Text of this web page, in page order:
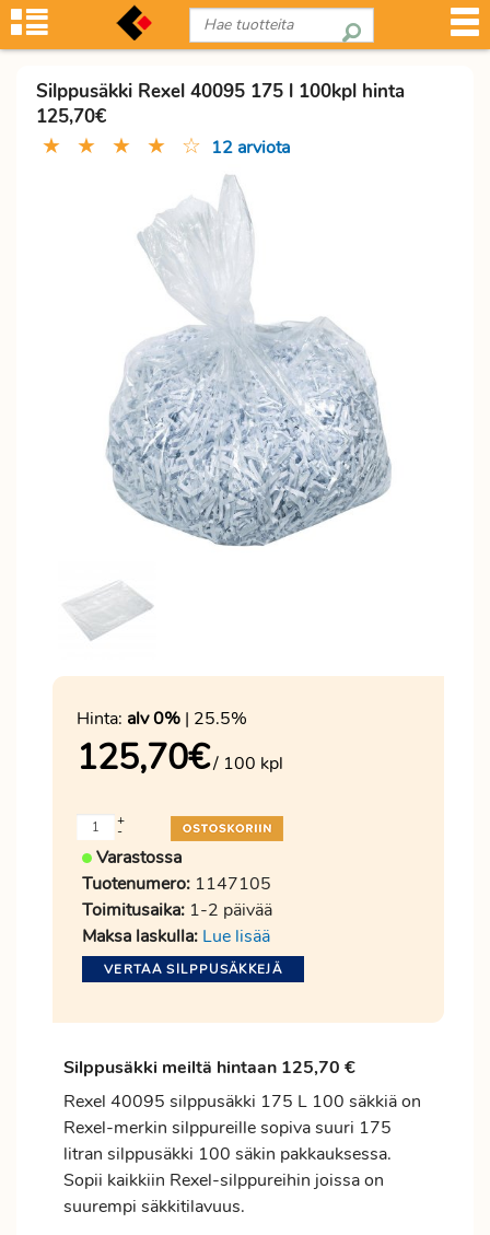
Silppusäkki Rexel 40095 175 l 100kpl hinta
125,70€
★ ★ ★ ★ ☆ 12 arviota
Hinta: alv 0% | 25.5%
125,70€/ 100 kpl
-
+
Varastossa
Tuotenumero: 1147105
Toimitusaika: 1-2 päivää
Maksa laskulla: Lue lisää
VERTAA SILPPUSÄKKEJÄ
Silppusäkki meiltä hintaan 125,70 €
Rexel 40095 silppusäkki 175 L 100 säkkiä on
Rexel-merkin silppureille sopiva suuri 175
litran silppusäkki 100 säkin pakkauksessa.
Sopii kaikkiin Rexel-silppureihin joissa on
suurempi säkkitilavuus.